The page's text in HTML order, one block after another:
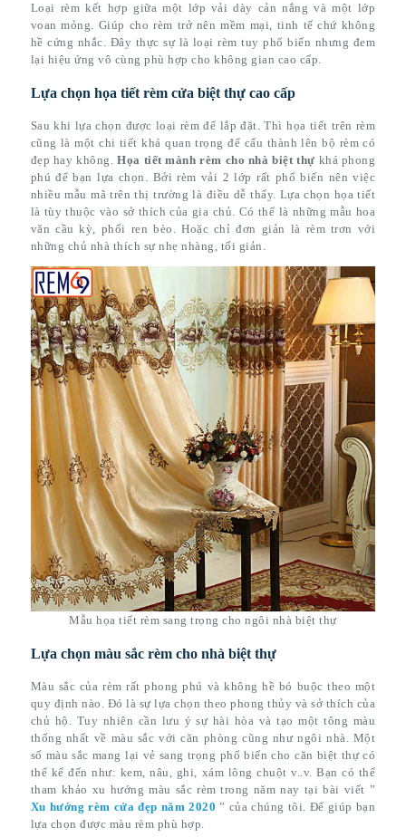
Loại rèm kết hợp giữa một lớp vải dày cản nắng và một lớp
voan mỏng. Giúp cho rèm trở nên mềm mại, tinh tế chứ không
hề cứng nhắc. Đây thực sự là loại rèm tuy phổ biến nhưng đem
lại hiệu ứng vô cùng phù hợp cho không gian cao cấp.
Lựa chọn họa tiết rèm cửa biệt thự cao cấp
Sau khi lựa chọn được loại rèm để lắp đặt. Thì họa tiết trên rèm
cũng là một chi tiết khá quan trọng để cấu thành lên bộ rèm có
đẹp hay không.Họa tiết mành rèm cho nhà biệt thự khá phong
phú để bạn lựa chọn. Bởi rèm vải 2 lớp rất phổ biến nên việc
nhiều mẫu mã trên thị trường là điều dễ thấy. Lựa chọn họa tiết
là tùy thuộc vào sở thích của gia chủ. Có thể là những mẫu hoa
văn cầu kỳ, phối ren bèo. Hoặc chỉ đơn giản là rèm trơn với
những chủ nhà thích sự nhẹ nhàng, tối giản.
Mẫu họa tiết rèm sang trọng cho ngôi nhà biệt thự
Lựa chọn màu sắc rèm cho nhà biệt thự
Màu sắc của rèm rất phong phú và không hề bó buộc theo một
quy định nào. Đó là sự lựa chọn theo phong thủy và sở thích của
chủ hộ. Tuy nhiên cần lưu ý sự hài hòa và tạo một tông màu
thống nhất về màu sắc với căn phòng cũng như ngôi nhà. Một
số màu sắc mang lại vẻ sang trọng phổ biến cho căn biệt thự có
thể kể đến như: kem, nâu, ghi, xám lông chuột v..v. Bạn có thể
tham khảo xu hướng màu sắc rèm trong năm nay tại bài viết ”
Xu hướng rèm cửa đẹp năm 2020” của chúng tôi. Để giúp bạn
lựa chọn được màu rèm phù hợp.